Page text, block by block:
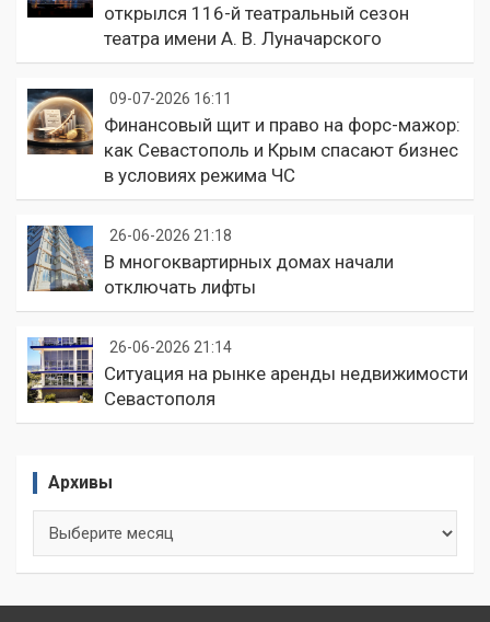
открылся 116-й театральный сезон
театра имени А. В. Луначарского
09-07-2026 16:11
Финансовый щит и право на форс-мажор:
как Севастополь и Крым спасают бизнес
в условиях режима ЧС
26-06-2026 21:18
В многоквартирных домах начали
отключать лифты
26-06-2026 21:14
Ситуация на рынке аренды недвижимости
Севастополя
Архивы